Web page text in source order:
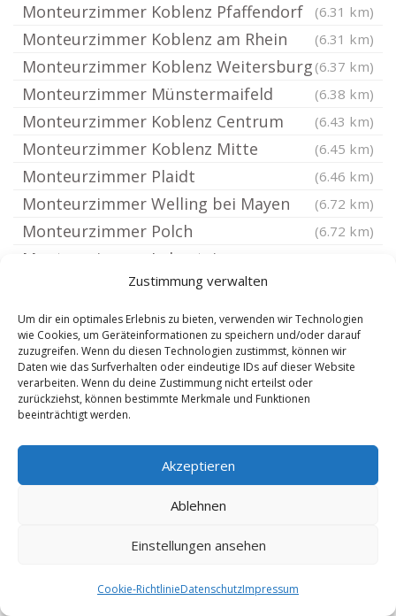
Zustimmung verwalten
Um dir ein optimales Erlebnis zu bieten, verwenden wir Technologien
wie Cookies, um Geräteinformationen zu speichern und/oder darauf
zuzugreifen. Wenn du diesen Technologien zustimmst, können wir
Daten wie das Surfverhalten oder eindeutige IDs auf dieser Website
verarbeiten. Wenn du deine Zustimmung nicht erteilst oder
zurückziehst, können bestimmte Merkmale und Funktionen
beeinträchtigt werden.
Akzeptieren
Ablehnen
Einstellungen ansehen
Cookie-RichtlinieDatenschutzImpressum
Monteurzimmer Koblenz Pfaffendorf (6.31 km)
Monteurzimmer Koblenz am Rhein (6.31 km)
Monteurzimmer Koblenz Weitersburg (6.37 km)
Monteurzimmer Münstermaifeld (6.38 km)
Monteurzimmer Koblenz Centrum (6.43 km)
Monteurzimmer Koblenz Mitte (6.45 km)
Monteurzimmer Plaidt (6.46 km)
Monteurzimmer Welling bei Mayen (6.72 km)
Monteurzimmer Polch (6.72 km)
Monteurzimmer Lahnstein
Monteurzimmer Weißenthurm Rhein
Monteurzimmer Nörtershausen (6.95 km)
Monteurzimmer Rhens (7.01 km)
Monteurzimmer Urmitz Rhein (7.17 km)
Monteurzimmer Kretz
Monteurzimmer Trimbs
Monteurzimmer Kruft (7.47 km)
Monteurzimmer Mertloch
Monteurzimmer Filsen
Monteurzimmer Kaltenengers